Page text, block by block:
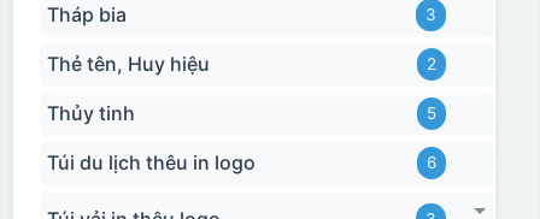
Tháp bia 3
Thẻ tên, Huy hiệu 2
Thủy tinh 5
Túi du lịch thêu in logo 6